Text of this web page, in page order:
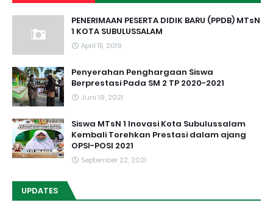
PENERIMAAN PESERTA DIDIK BARU (PPDB) MTsN
1 KOTA SUBULUSSALAM
April 15, 2019
Penyerahan Penghargaan Siswa
Berprestasi Pada SM 2 TP 2020-2021
Juni 19, 2021
Siswa MTsN 1 Inovasi Kota Subulussalam
Kembali Torehkan Prestasi dalam ajang
OPSI-POSI 2021
September 22, 2021
UPDATES